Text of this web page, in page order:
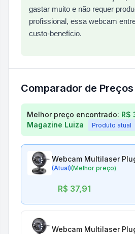
gastar muito e não requer
profissional, essa webcam
custo‑benefício.
Comparador de Preços
Comparação de preços para
Melhor preço encontrado: R$
Magazine Luiza
Produto atual
Webcam Multilaser
(Atual)(Melhor preço)
R$ 37,91
Webcam Multilaser